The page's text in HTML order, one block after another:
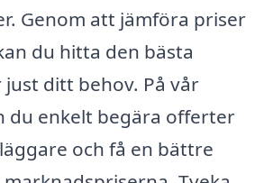
Genom att jämföra priser
du hitta den bästa
ditt behov. På vår
du enkelt begära offerter
och få en bättre